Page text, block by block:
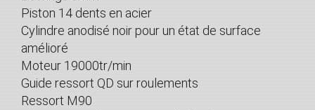
Piston 14 dents en acier
Cylindre anodisé noir pour un état de surface
amélioré
Moteur 19000tr/min
Guide ressort QD sur roulements
Ressort M90